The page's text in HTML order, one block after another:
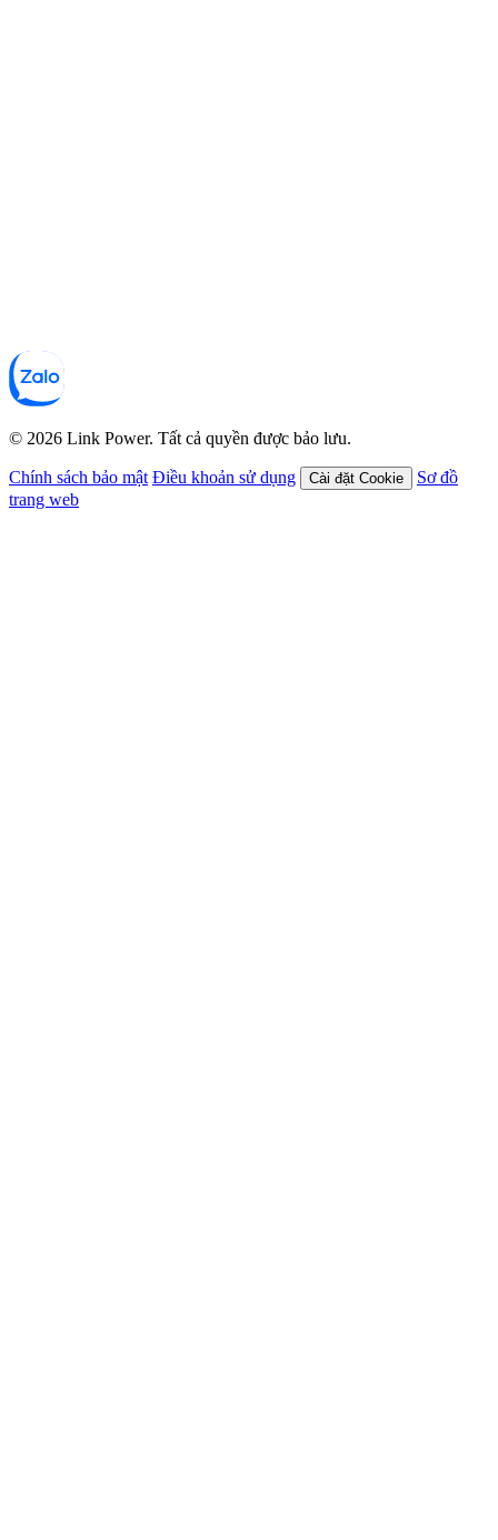
© 2026 Link Power. Tất cả quyền được bảo lưu.
Chính sách bảo mật Điều khoản sử dụng Cài đặt Cookie
Sơ đồ
trang web